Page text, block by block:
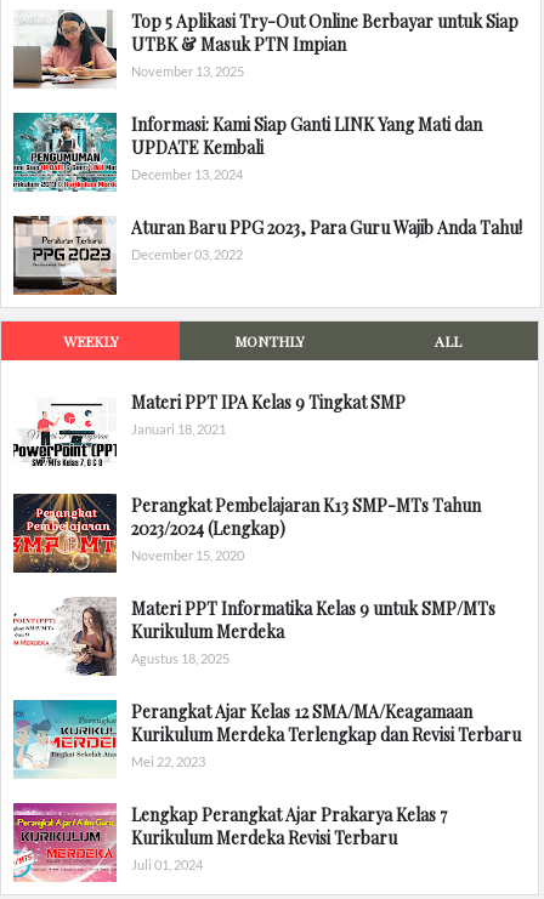
Top 5 Aplikasi Try-Out Online Berbayar untuk Siap
UTBK & Masuk PTN Impian
November 13, 2025
Informasi: Kami Siap Ganti LINK Yang Mati dan
UPDATE Kembali
December 13, 2024
Aturan Baru PPG 2023, Para Guru Wajib Anda Tahu!
December 03, 2022
WEEKLY MONTHLY ALL
Materi PPT IPA Kelas 9 Tingkat SMP
Januari 18, 2021
Perangkat Pembelajaran K13 SMP-MTs Tahun
2023/2024 (Lengkap)
November 15, 2020
Materi PPT Informatika Kelas 9 untuk SMP/MTs
Kurikulum Merdeka
Agustus 18, 2025
Perangkat Ajar Kelas 12 SMA/MA/Keagamaan
Kurikulum Merdeka Terlengkap dan Revisi Terbaru
Mei 22, 2023
Lengkap Perangkat Ajar Prakarya Kelas 7
Kurikulum Merdeka Revisi Terbaru
Juli 01, 2024